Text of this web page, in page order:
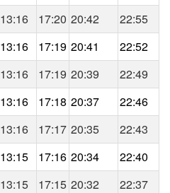
13:16 17:20 20:42
22:55
13:16 17:19 20:41
22:52
13:16 17:19 20:39
22:49
13:16 17:18 20:37
22:46
13:16 17:17 20:35
22:43
13:15 17:16 20:34
22:40
13:15 17:15 20:32
22:37